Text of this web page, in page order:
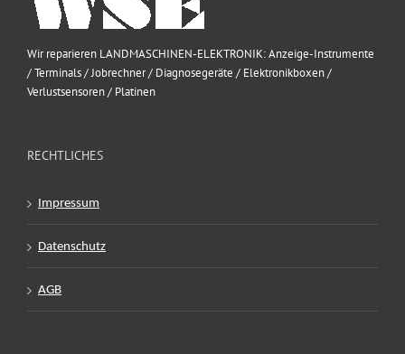
Wir reparieren LANDMASCHINEN-ELEKTRONIK: Anzeige-Instrumente
/ Terminals / Jobrechner / Diagnosegeräte / Elektronikboxen /
Verlustsensoren / Platinen
RECHTLICHES
Impressum
Datenschutz
AGB